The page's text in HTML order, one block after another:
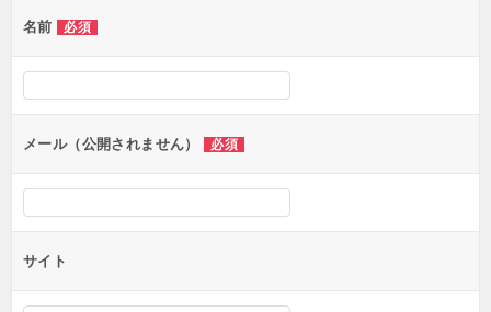
ー
シ
ン
名前 必須
メール（公開されません） 必須
サイト